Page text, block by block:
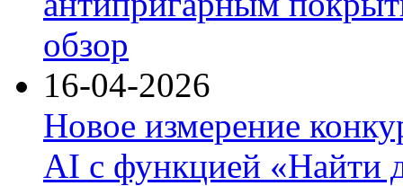
обзор
16-04-2026
Новое измерение
AI с функцией «Найти